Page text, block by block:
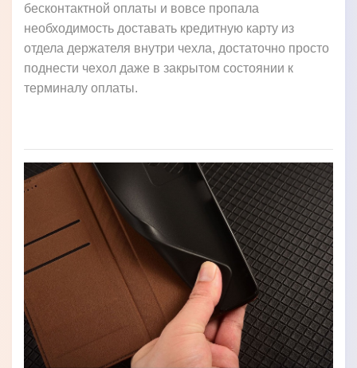
бесконтактной оплаты и вовсе пропала
необходимость доставать кредитную карту из
отдела держателя внутри чехла, достаточно просто
поднести чехол даже в закрытом состоянии к
терминалу оплаты.